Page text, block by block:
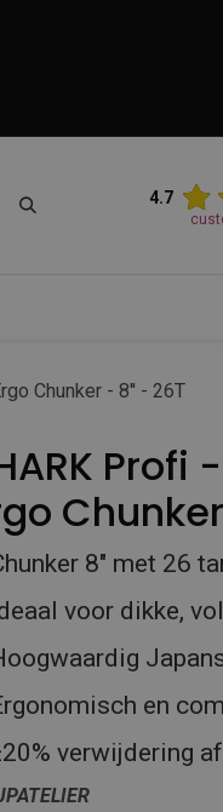
4.7
Chunker - 8'' - 26T
8″ met 26
voor dikke,
en
verwijdering